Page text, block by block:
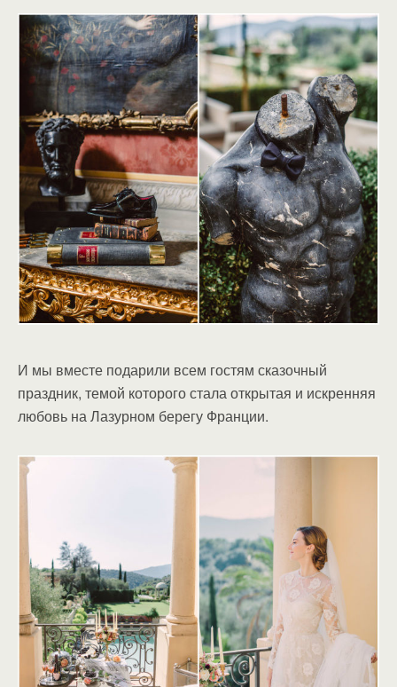
И мы вместе подарили всем гостям сказочный
праздник, темой которого стала открытая и искренняя
любовь на Лазурном берегу Франции.